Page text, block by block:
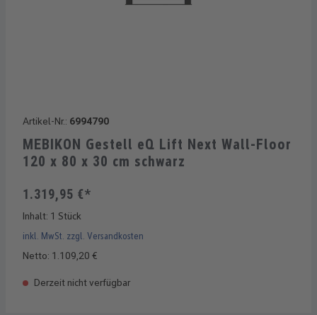
Artikel-Nr.: 6994790
MEBIKON Gestell eQ Lift Next Wall-Floor
120 x 80 x 30 cm schwarz
1.319,95 €*
Inhalt: 1 Stück
inkl. MwSt. zzgl. Versandkosten
Netto: 1.109,20 €
Derzeit nicht verfügbar